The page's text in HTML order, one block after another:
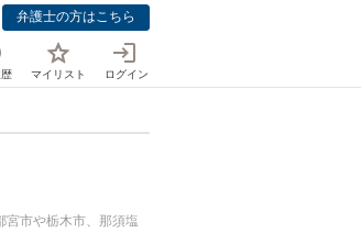
弁護士の方はこちら
マイリスト ログイン
宮市や栃木市、那須塩